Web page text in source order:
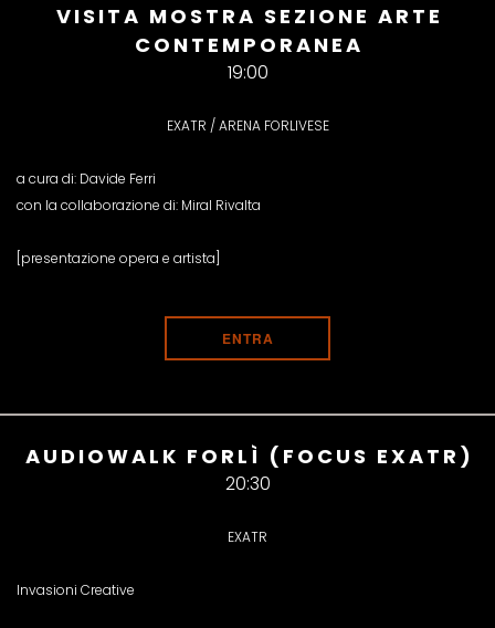
VISITA MOSTRA SEZIONE ARTE
CONTEMPORANEA
19:00
EXATR / ARENA FORLIVESE
a cura di: Davide Ferri
con la collaborazione di: Miral Rivalta
[presentazione opera e artista]
ENTRA
AUDIOWALK FORLÌ (FOCUS EXATR)
20:30
EXATR
Invasioni Creative